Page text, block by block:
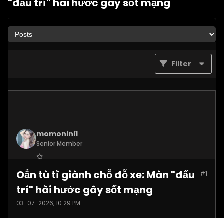
"đấu trí" hài hước gây sốt mạng
Filter
momonini1
Senior Member
Posts:5399 #1
Oẳn tù tì giành chỗ đỗ xe: Màn "đấu
trí" hài hước gây sốt mạng
03-07-2026, 10:29 PM